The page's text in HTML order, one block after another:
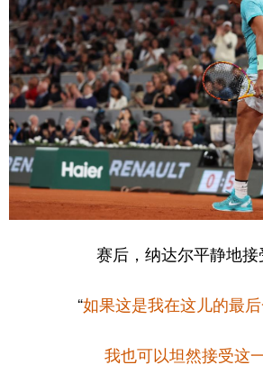
赛后，纳达尔平静地接
“如果这是我在这儿的最
我也可以坦然接受这